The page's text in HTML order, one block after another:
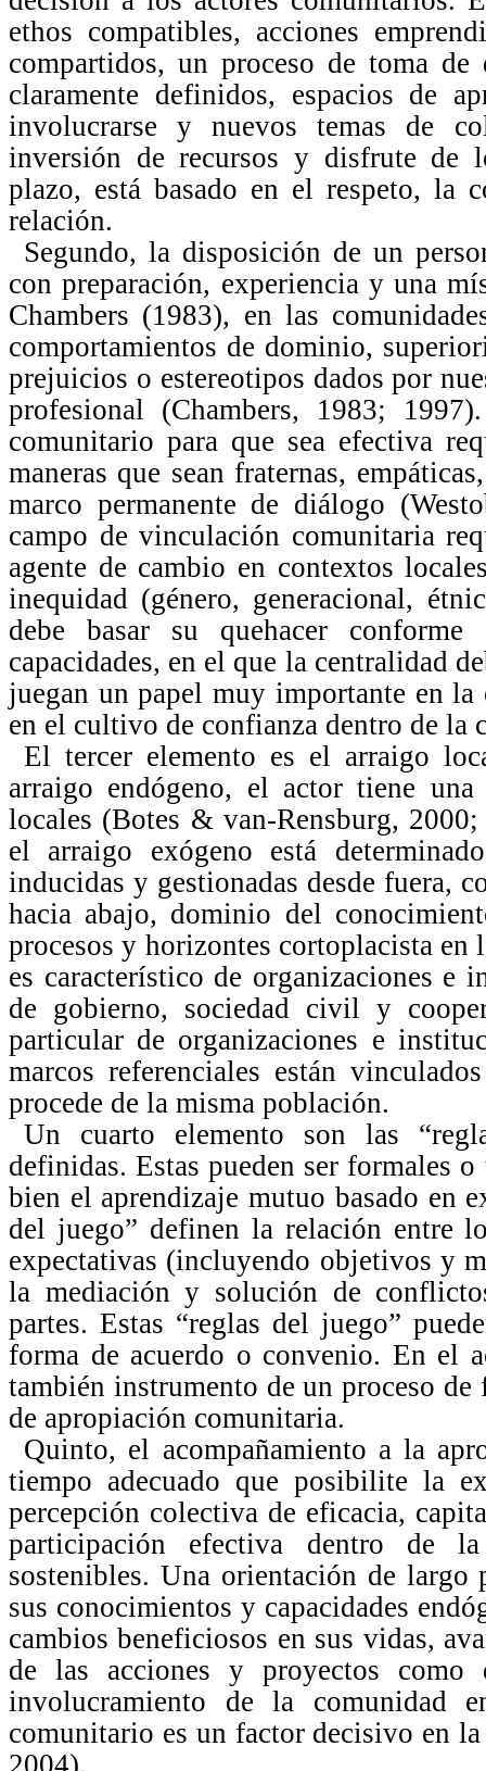
ethos compatibles, acciones
compartidos, un proceso de toma
claramente definidos, espacios de
involucrarse y nuevos temas de
inversión de recursos y disfrute de
plazo, está basado en el respeto, la
relación.
Segundo, la disposición de un
con preparación, experiencia y una
Chambers (1983), en las
comportamientos de dominio,
prejuicios o estereotipos dados por
profesional (Chambers, 1983;
comunitario para que sea efectiva
maneras que sean fraternas,
marco permanente de diálogo
campo de vinculación comunitaria
agente de cambio en contextos
inequidad (género, generacional,
debe basar su quehacer
capacidades, en el que la centralidad
juegan un papel muy importante en
en el cultivo de confianza dentro de la
El tercer elemento es el arraigo
arraigo endógeno, el actor tiene
locales (Botes & van-Rensburg,
el arraigo exógeno está
inducidas y gestionadas desde fuera,
hacia abajo, dominio del
procesos y horizontes cortoplacista
es característico de organizaciones e
de gobierno, sociedad civil y
particular de organizaciones e
marcos referenciales están
procede de la misma población.
Un cuarto elemento son las
definidas. Estas pueden ser formales
bien el aprendizaje mutuo basado en
del juego” definen la relación entre
expectativas (incluyendo objetivos y
la mediación y solución de
partes. Estas “reglas del juego”
forma de acuerdo o convenio. En el
también instrumento de un proceso
de apropiación comunitaria.
Quinto, el acompañamiento a la
tiempo adecuado que posibilite la
percepción colectiva de eficacia,
participación efectiva dentro de
sostenibles. Una orientación de largo
sus conocimientos y capacidades
cambios beneficiosos en sus vidas,
de las acciones y proyectos como
involucramiento de la comunidad
comunitario es un factor decisivo en